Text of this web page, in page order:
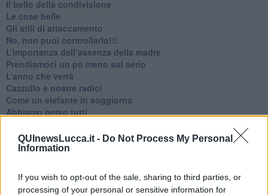
QUInewsLucca.it - Do Not Process My Personal
Information
If you wish to opt-out of the sale, sharing to third parties, or
processing of your personal or sensitive information for
​Il bello della condivisione
Le cose belle
​Gli stili di attaccamento
No, non puoi controllarlo!!!
​L’importanza dell’assenza della madre
​Prendiamoci un pò meno sul serio
​L’anno che verrà
​Cazzullo e nostre radici
​Come un elefante in soggiorno
​Abbiamo perso tutti
​Chi sono i genitori elicottero
Come è davvero la terapia
​L’importanza della comunicazione in famiglia
​Il diritto ad essere disconnessi